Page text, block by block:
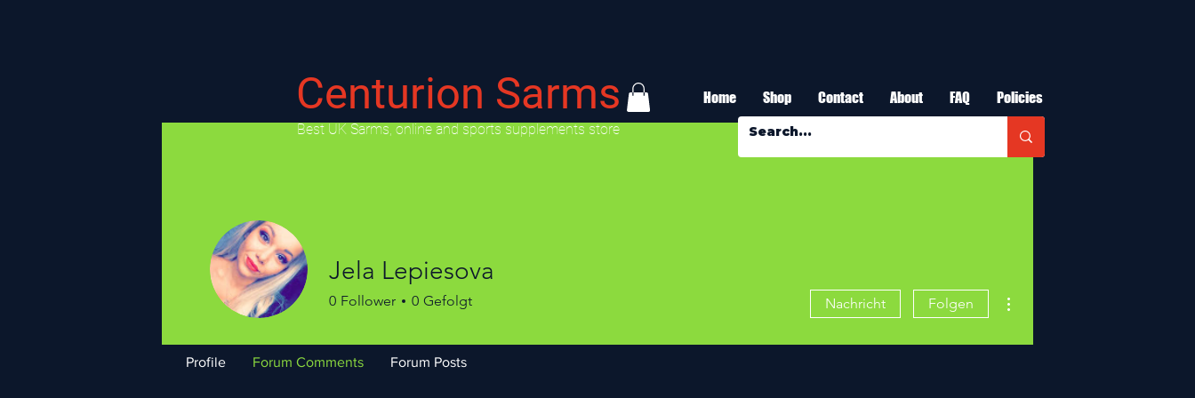
Home Shop Contact About FAQ Policies
Centurion Sarms
​Best UK Sarms, online and sports supplements store
Jela Lepiesova
0 Follower 0 Gefolgt Nachricht Folgen
Profile Forum Comments Forum Posts